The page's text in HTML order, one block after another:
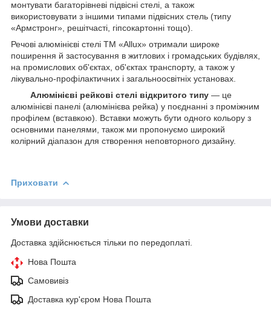
монтувати багаторівневі підвісні стелі, а також
використовувати з іншими типами підвісних стель (типу
«Армстронг», решітчасті, гіпсокартонні тощо).
Речові алюмінієві стелі ТМ «Allux» отримали широке
поширення й застосування в житлових і громадських будівлях,
на промислових об'єктах, об'єктах транспорту, а також у
лікувально-профілактичних і загальноосвітніх установах.
Алюмінієві рейкові стелі відкритого типу — це
алюмінієві панелі (алюмінієва рейка) у поєднанні з проміжним
профілем (вставкою). Вставки можуть бути одного кольору з
основними панелями, також ми пропонуємо широкий
колірний діапазон для створення неповторного дизайну.
Приховати
Умови доставки
Доставка здійснюється тільки по передоплаті.
Нова Пошта
Самовивіз
Доставка кур'єром Нова Пошта